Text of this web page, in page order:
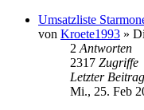
Umsatzliste
von Kroete1993 »
2 Antworten
2317 Zugriffe
Letzter Beitrag
Mi., 25. Feb